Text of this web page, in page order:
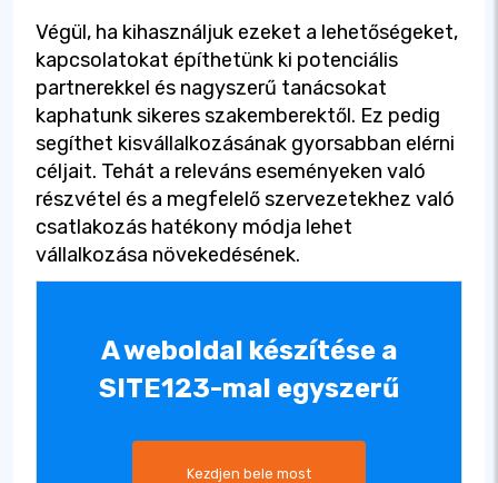
Végül, ha kihasználjuk ezeket a lehetőségeket,
kapcsolatokat építhetünk ki potenciális
partnerekkel és nagyszerű tanácsokat
kaphatunk sikeres szakemberektől. Ez pedig
segíthet kisvállalkozásának gyorsabban elérni
céljait. Tehát a releváns eseményeken való
részvétel és a megfelelő szervezetekhez való
csatlakozás hatékony módja lehet
vállalkozása növekedésének.
A weboldal készítése a
SITE123-mal egyszerű
Kezdjen bele most